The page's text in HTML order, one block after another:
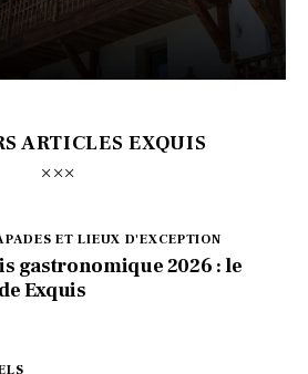
ARTICLES EXQUIS
ET LIEUX D'EXCEPTION
gastronomique 2026 : le
Exquis